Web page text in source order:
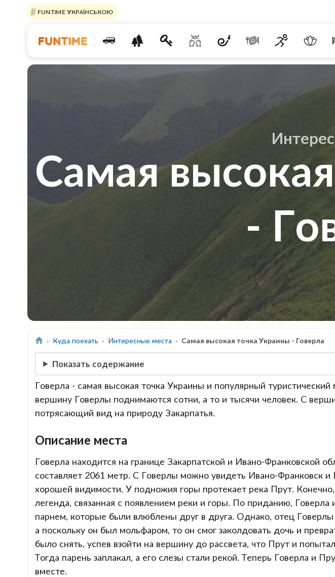
FUNTIME УКРАЇНСЬКОЮ
Самая
-
Куда поехать Интересные места Самая высокая точка Украины - Говерла
Показать содержание
Говерла - самая высокая точка Украины и популярный
вершину Говерлы поднимаются сотни, а то и тысячи человек. С
потрясающий вид на природу Закарпатья.
Описание места
Говерла находится на границе Закарпатской и Ивано-Франковской
составляет 2061 метр. С Говерлы можно увидеть Ивано-Франковск
хорошей видимости. У подножия горы протекает река Прут.
легенда, связанная с появлением реки и горы. По приданию,
парнем, которые были влюблены друг в друга. Однако, отец Говерлы
а поскольку он был мольфаром, то он смог заколдовать дочь и
было снять, успев взойти на вершину до рассвета, что Прут и
Тогда парень заплакал, а его слезы стали рекой. Теперь Говерла и
вместе.